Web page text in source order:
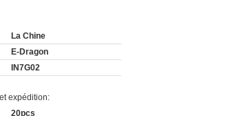
La Chine
E-Dragon
IN7G02
expédition:
20pcs